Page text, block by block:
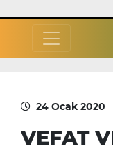
24 Ocak 2020
VEFAT